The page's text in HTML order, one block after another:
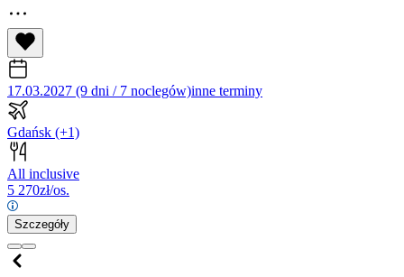
17.03.2027 (9 dni / 7 noclegów)inne terminy
Gdańsk (+1)
All inclusive
5 270zł/os.
Szczegóły